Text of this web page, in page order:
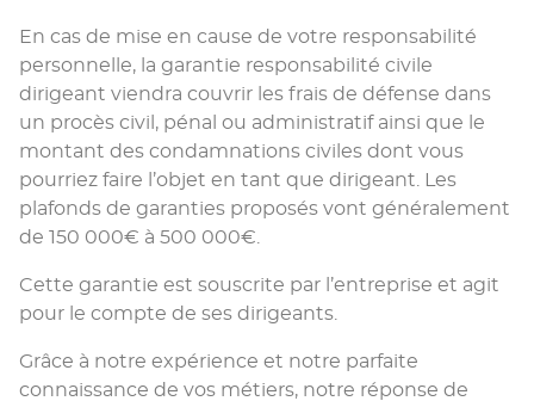
En cas de mise en cause de votre responsabilité
personnelle, la garantie responsabilité civile
dirigeant viendra couvrir les frais de défense dans
un procès civil, pénal ou administratif ainsi que le
montant des condamnations civiles dont vous
pourriez faire l’objet en tant que dirigeant. Les
plafonds de garanties proposés vont généralement
de 150 000€ à 500 000€.
Cette garantie est souscrite par l’entreprise et agit
pour le compte de ses dirigeants.
Grâce à notre expérience et notre parfaite
connaissance de vos métiers, notre réponse de